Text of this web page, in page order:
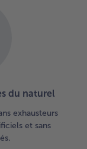
du naturel
exhausteurs
et sans